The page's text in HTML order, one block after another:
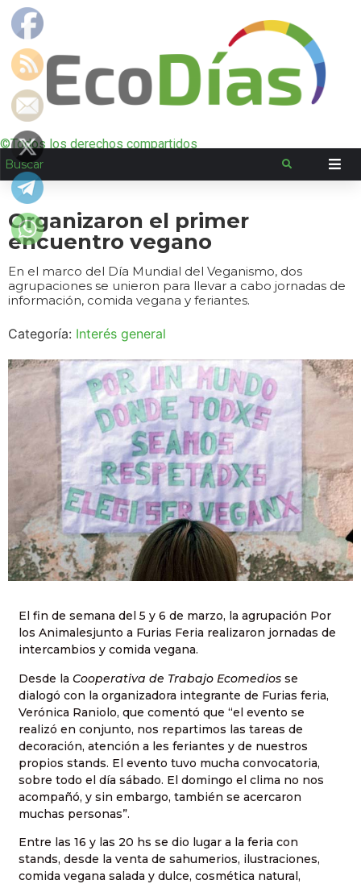
©Todos los derechos compartidos
Organizaron el primer
encuentro vegano
En el marco del Día Mundial del Veganismo, dos
agrupaciones se unieron para llevar a cabo jornadas de
información, comida vegana y feriantes.
Categoría: Interés general
El fin de semana del 5 y 6 de marzo, la agrupación Por
los Animalesjunto a Furias Feria realizaron jornadas de
intercambios y comida vegana.
Desde la Cooperativa de Trabajo Ecomedios se
dialogó con la organizadora integrante de Furias feria,
Verónica Raniolo, que comentó que “el evento se
realizó en conjunto, nos repartimos las tareas de
decoración, atención a les feriantes y de nuestros
propios stands. El evento tuvo mucha convocatoria,
sobre todo el día sábado. El domingo el clima no nos
acompañó, y sin embargo, también se acercaron
muchas personas”.
Entre las 16 y las 20 hs se dio lugar a la feria con
stands, desde la venta de sahumerios, ilustraciones,
comida vegana salada y dulce, cosmética natural,